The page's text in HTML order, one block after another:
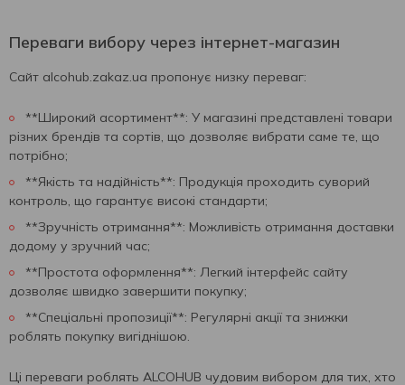
Переваги вибору через інтернет-магазин
Сайт alcohub.zakaz.ua пропонує низку переваг:
**Широкий асортимент**: У магазині представлені товари
різних брендів та сортів, що дозволяє вибрати саме те, що
потрібно;
**Якість та надійність**: Продукція проходить суворий
контроль, що гарантує високі стандарти;
**Зручність отримання**: Можливість отримання доставки
додому у зручний час;
**Простота оформлення**: Легкий інтерфейс сайту
дозволяє швидко завершити покупку;
**Спеціальні пропозиції**: Регулярні акції та знижки
роблять покупку вигіднішою.
Ці переваги роблять ALCOHUB чудовим вибором для тих, хто